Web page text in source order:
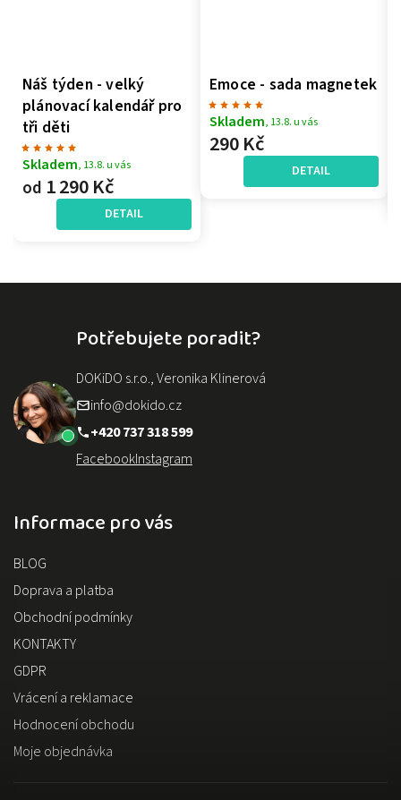
Náš týden - velký
plánovací kalendář pro
tři děti
Skladem, 13.8. u vás
od 1 290 Kč
DETAIL
Emoce - sada magnetek
Skladem, 13.8. u vás
290 Kč
DETAIL
Informace pro vás
BLOG
Doprava a platba
Obchodní podmínky
KONTAKTY
GDPR
Vrácení a reklamace
Hodnocení obchodu
Moje objednávka
Potřebujete poradit?
DOKiDO s.r.o., Veronika Klinerová
info@dokido.cz
+420 737 318 599
FacebookInstagram